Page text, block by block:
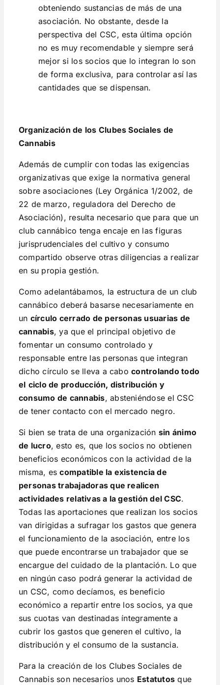
obteniendo sustancias de más de una
asociación. No obstante, desde la
perspectiva del CSC, esta última opción
no es muy recomendable y siempre será
mejor si los socios que lo integran lo son
de forma exclusiva, para controlar así las
cantidades que se dispensan.
Organización de los Clubes Sociales de
Cannabis
Además de cumplir con todas las exigencias
organizativas que exige la normativa general
sobre asociaciones (Ley Orgánica 1/2002, de
22 de marzo, reguladora del Derecho de
Asociación), resulta necesario que para que un
club cannábico tenga encaje en las figuras
jurisprudenciales del cultivo y consumo
compartido observe otras diligencias a realizar
en su propia gestión.
Como adelantábamos, la estructura de un club
cannábico deberá basarse necesariamente en
un círculo cerrado de personas usuarias de
cannabis, ya que el principal objetivo de
fomentar un consumo controlado y
responsable entre las personas que integran
dicho círculo se lleva a cabocontrolando todo
el ciclo de producción, distribución y
consumo de cannabis, absteniéndose el CSC
de tener contacto con el mercado negro.
Si bien se trata de una organización sin ánimo
de lucro, esto es, que los socios no obtienen
beneficios económicos con la actividad de la
misma, escompatible la existencia de
personas trabajadoras que realicen
actividades relativas a la gestión del CSC.
Todas las aportaciones que realizan los socios
van dirigidas a sufragar los gastos que genera
el funcionamiento de la asociación, entre los
que puede encontrarse un trabajador que se
encargue del cuidado de la plantación. Lo que
en ningún caso podrá generar la actividad de
un CSC, como decíamos, es beneficio
económico a repartir entre los socios, ya que
sus cuotas van destinadas íntegramente a
cubrir los gastos que generen el cultivo, la
distribución y el consumo de la sustancia.
Para la creación de los Clubes Sociales de
Cannabis son necesarios unos Estatutos que